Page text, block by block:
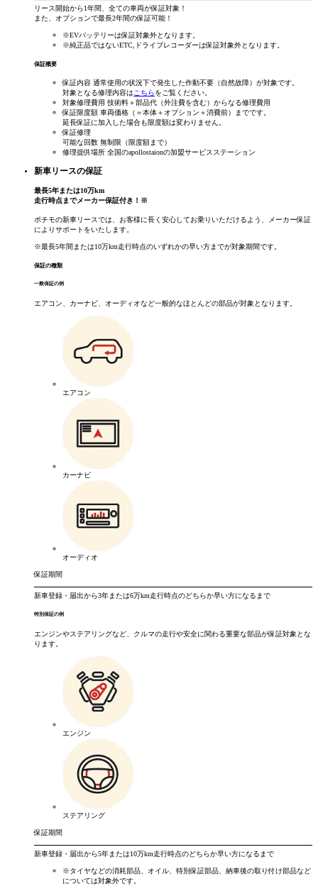
リース開始から1年間、全ての車両が保証対象！
また、オプションで最長2年間の保証可能！
※EVバッテリーは保証対象外となります。
※純正品ではないETC,ドライブレコーダーは保証対象外となります。
保証概要
保証内容 通常使用の状況下で発生した作動不要（自然故障）が対象です。
対象となる修理内容は こちらをご覧ください。
対象修理費用 技術料＋部品代（外注費を含む）からなる修理費用
保証限度額 車両価格（＝本体＋オプション＋消費前）までです。
延長保証に加入した場合も限度額は変わりません。
保証修理
可能な回数 無制限（限度額まで）
修理提供場所 全国のapollostaionの加盟サービスステーション
新車リースの保証
最長5年または10万km
走行時点までメーカー保証付き！ ※
ポチモの新車リースでは、お客様に長く安心してお乗りいただけるよう、メーカー保証
によりサポートをいたします。
※最長5年間または10万km走行時点のいずれかの早い方までが対象期間です。
保証の種類
一般保証の例
エアコン、カーナビ、オーディオなど一般的なほとんどの部品が対象となります。
エアコン
カーナビ
オーディオ
保証期間
新車登録・届出から3年または6万km走行時点のどちらか早い方になるまで
特別保証の例
エンジンやステアリングなど、クルマの走行や安全に関わる重要な部品が保証対象とな
ります。
エンジン
ステアリング
保証期間
新車登録・届出から5年または10万km走行時点のどちらか早い方になるまで
※タイヤなどの消耗部品、オイル、特別保証部品、納車後の取り付け部品など
については対象外です。